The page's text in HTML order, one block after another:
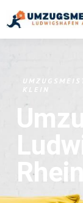
KLEIN
Rhein